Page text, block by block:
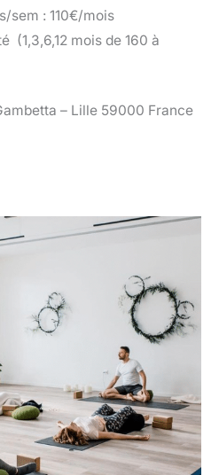
sem : 110€/mois
(1,3,6,12 mois de 160 à
– Lille 59000 France